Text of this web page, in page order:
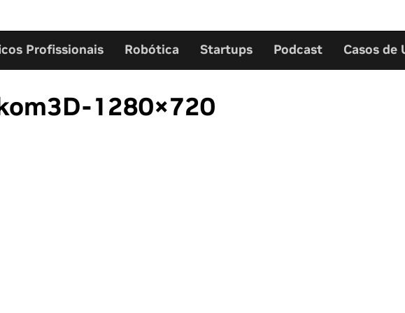
Profissionais Robótica Startups Podcast Casos de
1280×720